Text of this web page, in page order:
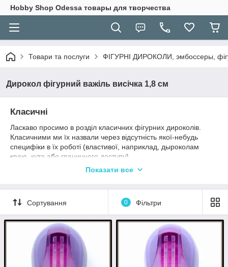
Hobbу Shop Odessa товары для творчества
Товари та послуги ФІГУРНІ ДИРОКОЛИ, эмбоссеры,
Дирокол фігурний важіль висічка 1,8 см
Класичні
Ласкаво просимо в розділ класичних фігурних дироколів.
Класичними ми їх назвали через відсутність якої-небудь
специфіки в їх роботі (властивої, наприклад, дыроколам
краю, кута або граничного доступу).
Дироколи відрізняються мотивом (малюнком), величиною
матеріалу, з яким дирокол може справно працювати.
Даний інструмент застосовується для створення
декоративних (в залежності від малюнка леза) отворів в
папері, картоні та інших матеріалах, щільність яких
розрахована на роботу з конкретним дироколом. Такі
дироколи ідеально підходять для різних видів художньої
творчості.
Всі дироколи перед відправкою покупцю, перевіряються на
Показати все
Сортування 0 Фільтри